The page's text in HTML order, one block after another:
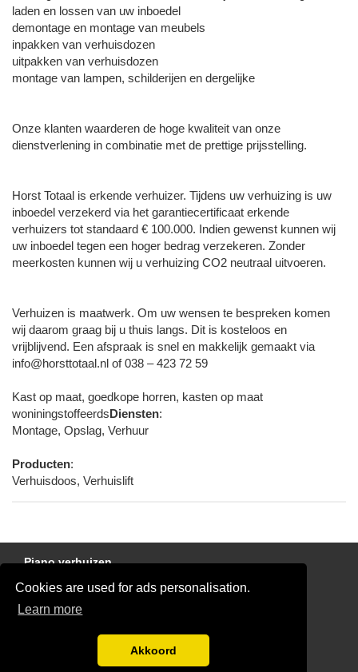
Cookies are used for ads personalisation.
Learn more
Akkoord
laden en lossen van uw inboedel
demontage en montage van meubels
inpakken van verhuisdozen
uitpakken van verhuisdozen
montage van lampen, schilderijen en dergelijke
Onze klanten waarderen de hoge kwaliteit van onze
dienstverlening in combinatie met de prettige prijsstelling.
Horst Totaal is erkende verhuizer. Tijdens uw verhuizing is uw
inboedel verzekerd via het garantiecertificaat erkende
verhuizers tot standaard € 100.000. Indien gewenst kunnen wij
uw inboedel tegen een hoger bedrag verzekeren. Zonder
meerkosten kunnen wij u verhuizing CO2 neutraal uitvoeren.
Verhuizen is maatwerk. Om uw wensen te bespreken komen
wij daarom graag bij u thuis langs. Dit is kosteloos en
vrijblijvend. Een afspraak is snel en makkelijk gemaakt via
info@horsttotaal.nl of 038 – 423 72 59
Kast op maat, goedkope horren, kasten op maat
woniningstoffeerdsDiensten:
Montage, Opslag, Verhuur
Producten:
Verhuisdoos, Verhuislift
Piano verhuizen
Gratis Verhuis Offertes Vergelijken
Disclaimer